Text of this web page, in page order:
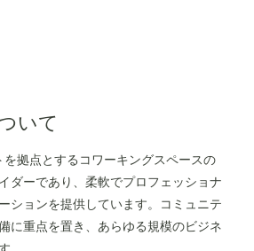
いて
拠点とするコワーキングスペースの
ダーであり、柔軟でプロフェッショナ
ションを提供しています。コミュニテ
に重点を置き、あらゆる規模のビジネ